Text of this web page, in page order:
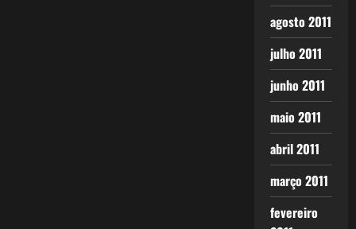
agosto 2011
julho 2011
junho 2011
maio 2011
abril 2011
março 2011
fevereiro